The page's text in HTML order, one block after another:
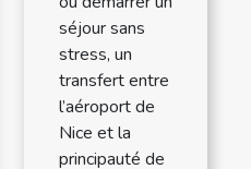
séjour sans
stress, un
transfert entre
l’aéroport de
Nice et la
principauté de